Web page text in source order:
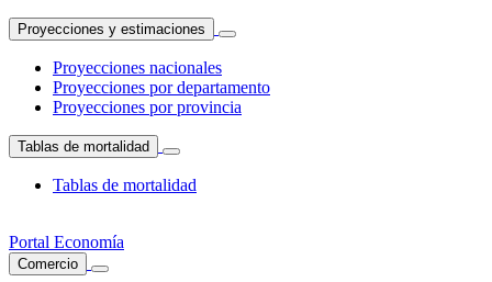
Proyecciones y estimaciones
Proyecciones nacionales
Proyecciones por departamento
Proyecciones por provincia
Tablas de mortalidad
Tablas de mortalidad
Portal Economía
Comercio